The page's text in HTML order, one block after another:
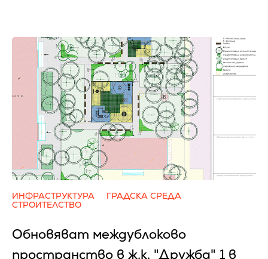
ИНФРАСТРУКТУРА
ГРАДСКА СРЕДА
СТРОИТЕЛСТВО
Обновяват междублоково
пространство в ж.к. "Дружба" 1 в